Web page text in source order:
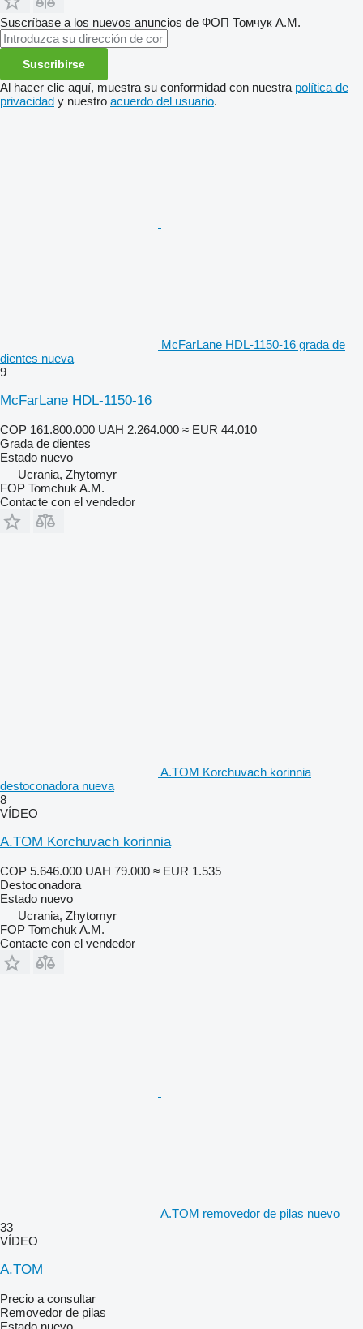
Suscríbase a los nuevos anuncios de ФОП Томчук А.М.
Suscribirse
Al hacer clic aquí, muestra su conformidad con nuestra política de
privacidad y nuestro acuerdo del usuario.
McFarLane HDL-1150-16 grada de
dientes nueva
9
McFarLane HDL-1150-16
COP 161.800.000 UAH 2.264.000 ≈ EUR 44.010
Grada de dientes
Estado nuevo
Ucrania, Zhytomyr
FOP Tomchuk A.M.
Contacte con el vendedor
A.TOM Korchuvach korinnia
destoconadora nueva
8
VÍDEO
A.TOM Korchuvach korinnia
COP 5.646.000 UAH 79.000 ≈ EUR 1.535
Destoconadora
Estado nuevo
Ucrania, Zhytomyr
FOP Tomchuk A.M.
Contacte con el vendedor
A.TOM removedor de pilas nuevo
33
VÍDEO
A.TOM
Precio a consultar
Removedor de pilas
Estado nuevo